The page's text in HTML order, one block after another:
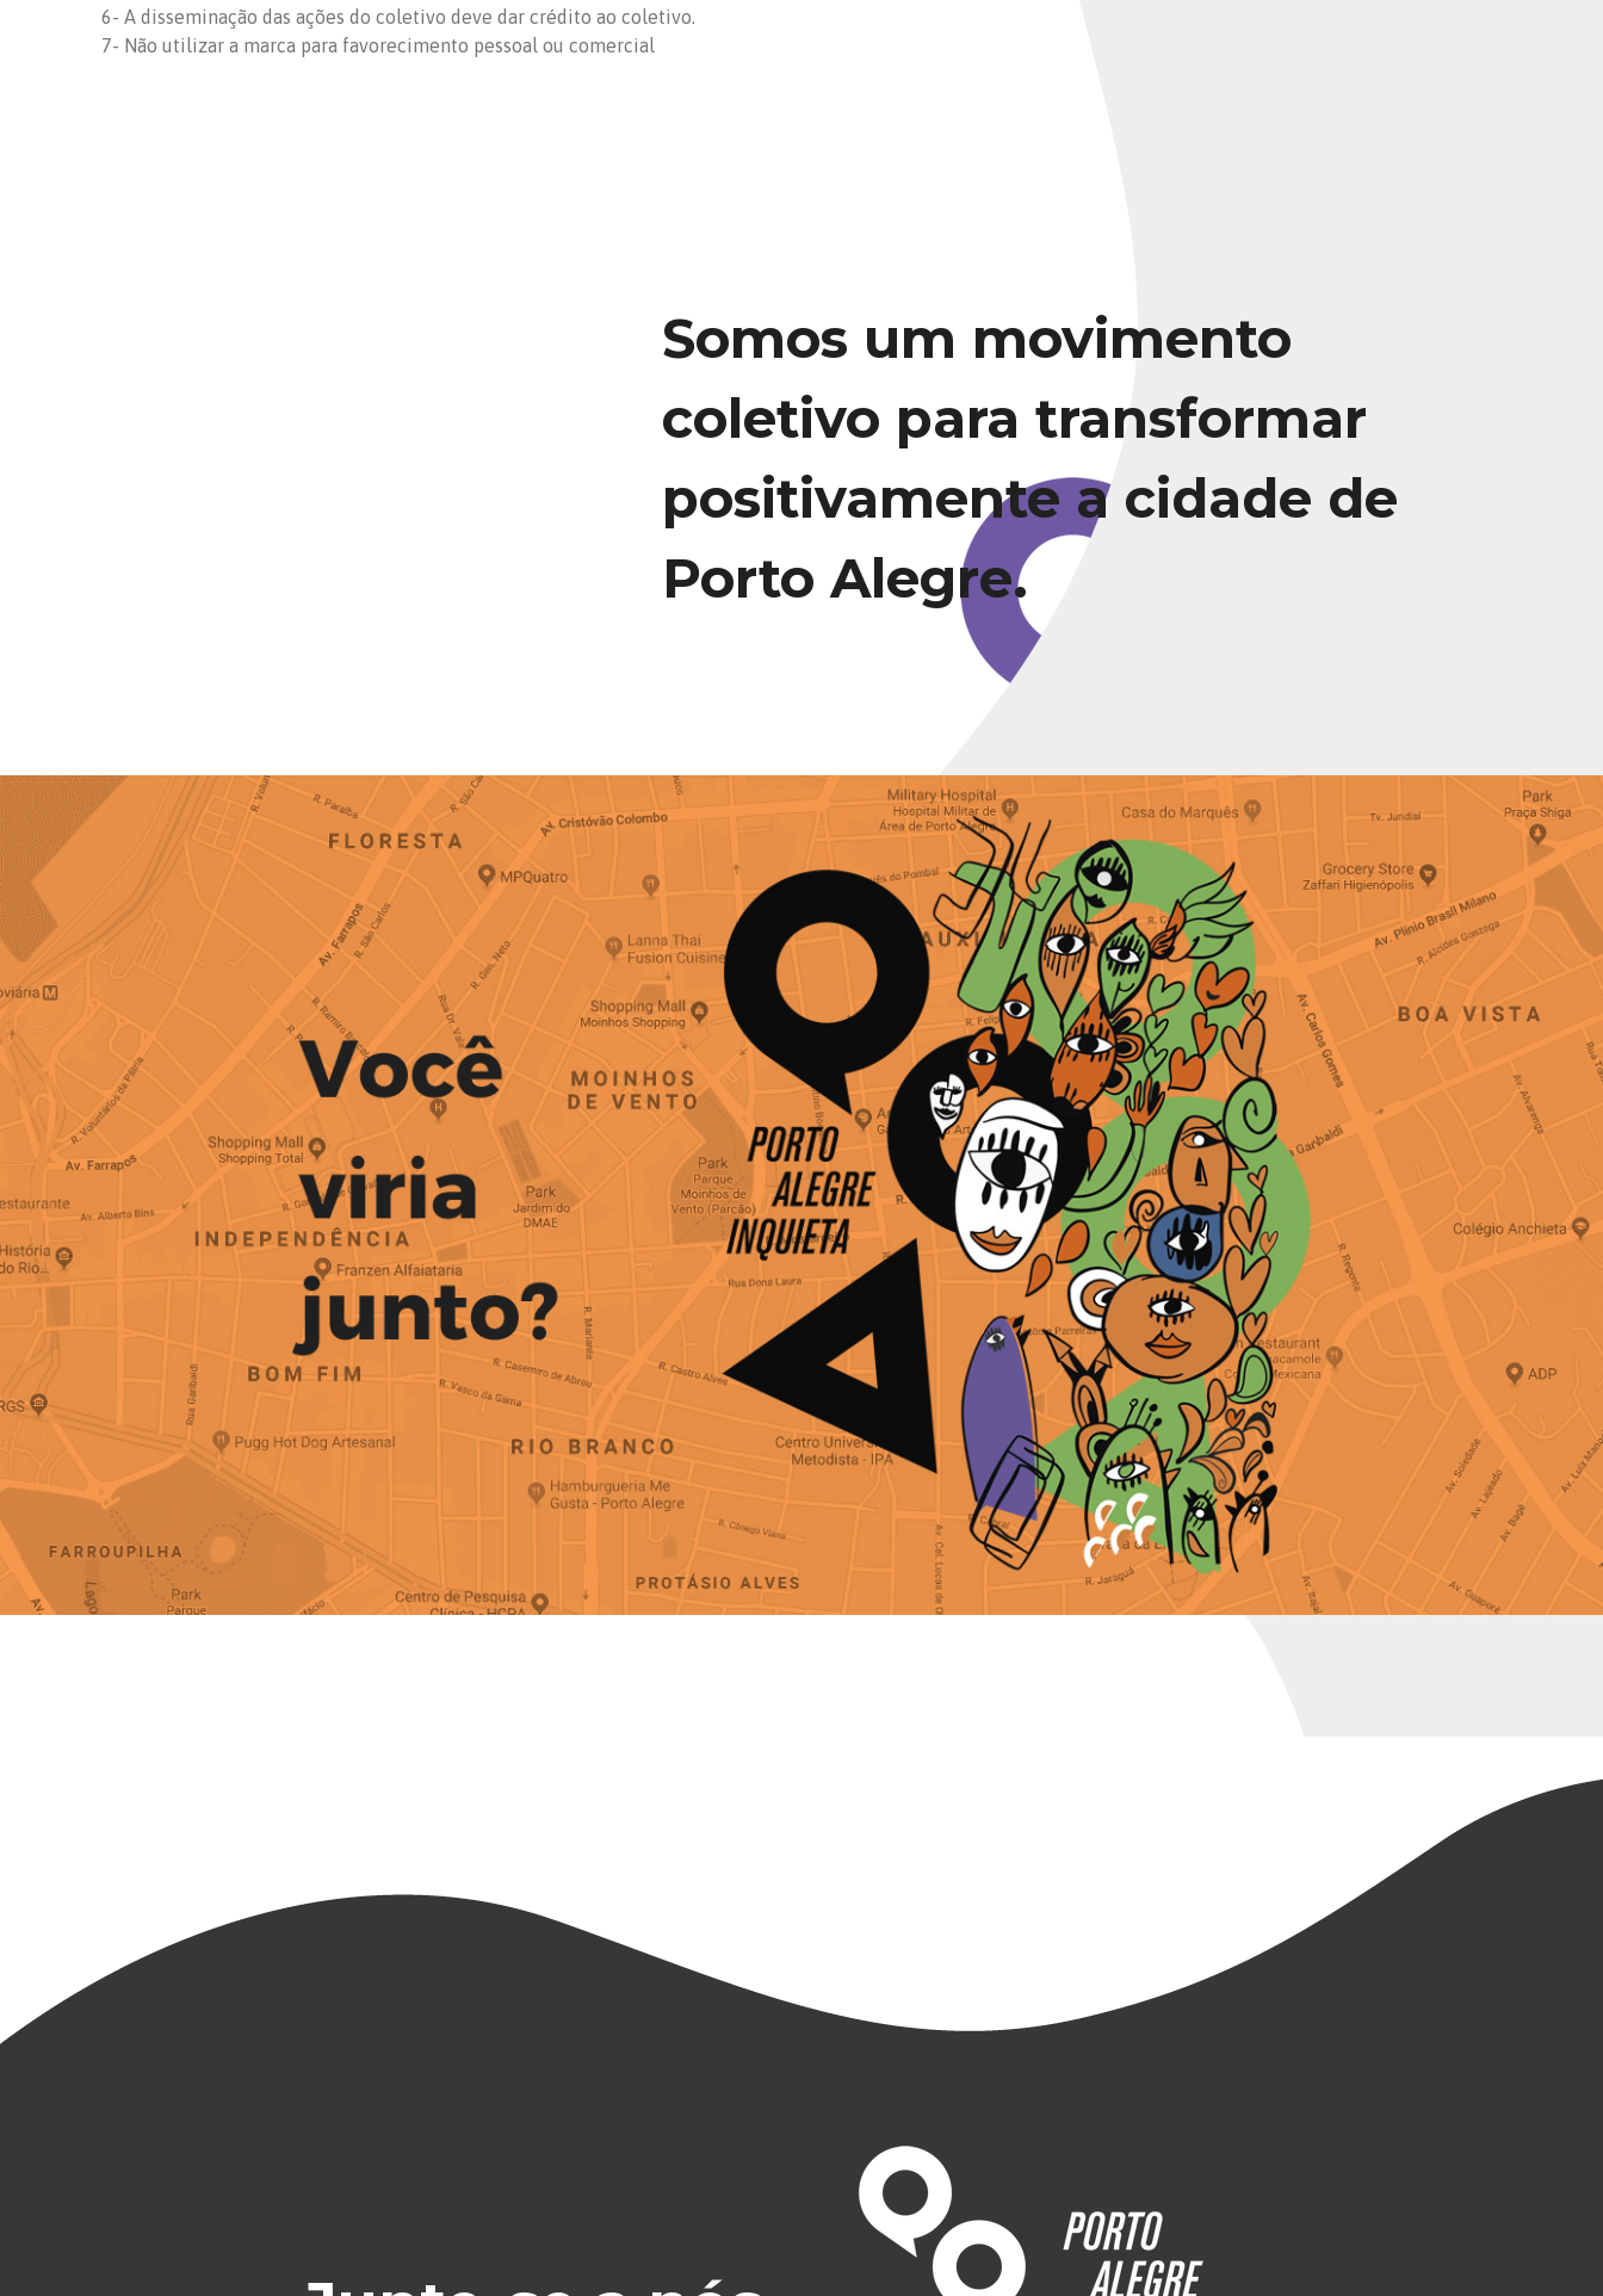
6- A disseminação das ações do coletivo deve dar crédito ao coletivo.
7- Não utilizar a marca para favorecimento pessoal ou comercial
Somos um movimento
coletivo para transformar
positivamente a cidade de
Porto Alegre.